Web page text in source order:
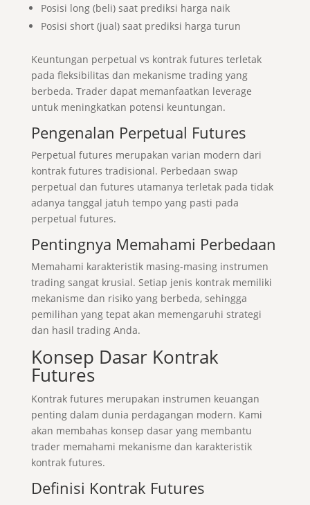
Posisi long (beli) saat prediksi harga naik
Posisi short (jual) saat prediksi harga turun
Keuntungan perpetual vs kontrak futures terletak
pada fleksibilitas dan mekanisme trading yang
berbeda. Trader dapat memanfaatkan leverage
untuk meningkatkan potensi keuntungan.
Pengenalan Perpetual Futures
Perpetual futures merupakan varian modern dari
kontrak futures tradisional. Perbedaan swap
perpetual dan futures utamanya terletak pada tidak
adanya tanggal jatuh tempo yang pasti pada
perpetual futures.
Pentingnya Memahami Perbedaan
Memahami karakteristik masing-masing instrumen
trading sangat krusial. Setiap jenis kontrak memiliki
mekanisme dan risiko yang berbeda, sehingga
pemilihan yang tepat akan memengaruhi strategi
dan hasil trading Anda.
Konsep Dasar Kontrak
Futures
Kontrak futures merupakan instrumen keuangan
penting dalam dunia perdagangan modern. Kami
akan membahas konsep dasar yang membantu
trader memahami mekanisme dan karakteristik
kontrak futures.
Definisi Kontrak Futures